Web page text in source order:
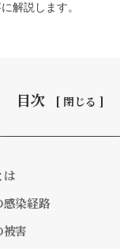
解説します。
目次
は
感染経路
被害